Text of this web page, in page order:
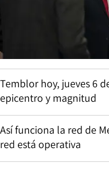
Temblor hoy, jueves 6
epicentro y magnitud
Así funciona la red de
red está operativa